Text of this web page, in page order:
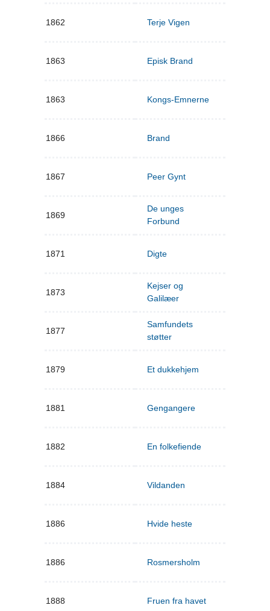
1862 Terje Vigen
1863 Episk Brand
1863 Kongs-Emnerne
1866 Brand
1867 Peer Gynt
1869
De unges
Forbund
1871 Digte
1873
Kejser og
Galilæer
1877
Samfundets
støtter
1879 Et dukkehjem
1881 Gengangere
1882 En folkefiende
1884 Vildanden
1886 Hvide heste
1886 Rosmersholm
1888 Fruen fra havet